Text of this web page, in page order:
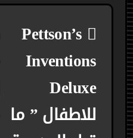
تصفّح
المقالات
Pettson’s
Inventions
Deluxe
للاطفال ” ما